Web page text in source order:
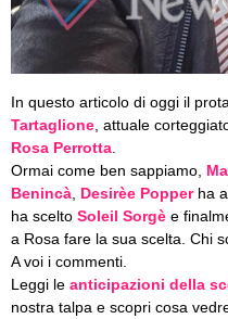
In questo articolo di oggi il
Tartaglione, attuale
Rosa Perrotta.
Ormai come ben sappiamo,
Benincà, Desirèe Popperha
ha scelto Soleil Sorgè e
a Rosa fare la sua scelta. Chi
A voi i commenti.
Leggi le anticipazioni della
nostra talpa e scopri cosa